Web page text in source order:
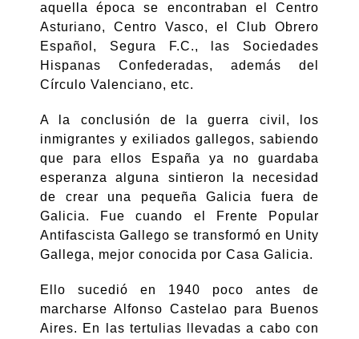
aquella época se encontraban el Centro
Asturiano, Centro Vasco, el Club Obrero
Español, Segura F.C., las Sociedades
Hispanas Confederadas, además del
Círculo Valenciano, etc.
A la conclusión de la guerra civil, los
inmigrantes y exiliados gallegos, sabiendo
que para ellos España ya no guardaba
esperanza alguna sintieron la necesidad
de crear una pequeña Galicia fuera de
Galicia.
Fue cuando el Frente Popular
Antifascista Gallego se transformó en Unity
Gallega, mejor conocida por Casa Galicia.
Ello sucedió en 1940 poco antes de
marcharse Alfonso Castelao para Buenos
Aires. En las tertulias llevadas a cabo con